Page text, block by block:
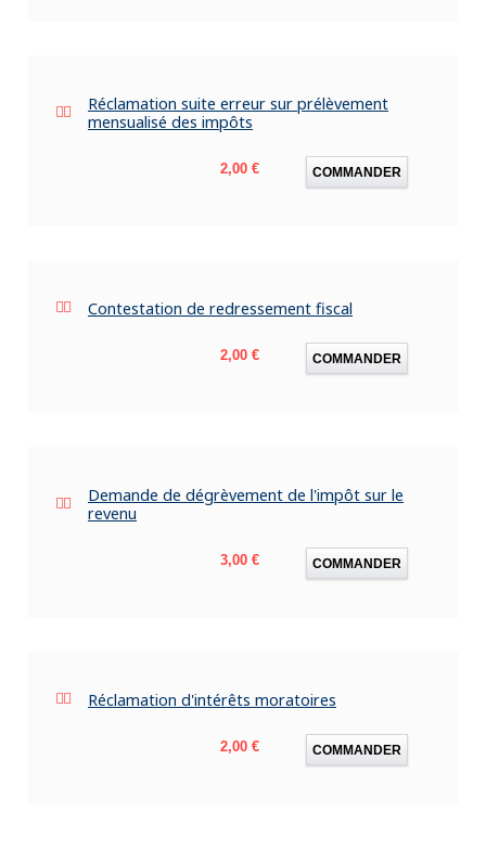
Réclamation suite erreur sur prélèvement
mensualisé des impôts
Prix
2,00 € COMMANDER
Contestation de redressement fiscal
Prix
2,00 € COMMANDER
Demande de dégrèvement de l'impôt sur le
revenu
Prix
3,00 € COMMANDER
Réclamation d'intérêts moratoires
Prix
2,00 € COMMANDER